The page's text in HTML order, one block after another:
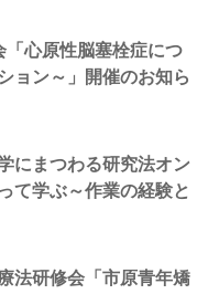
心原性脳塞栓症につ
ョン～」開催のお知ら
にまつわる研究法オン
て学ぶ～作業の経験と
法研修会「市原青年矯